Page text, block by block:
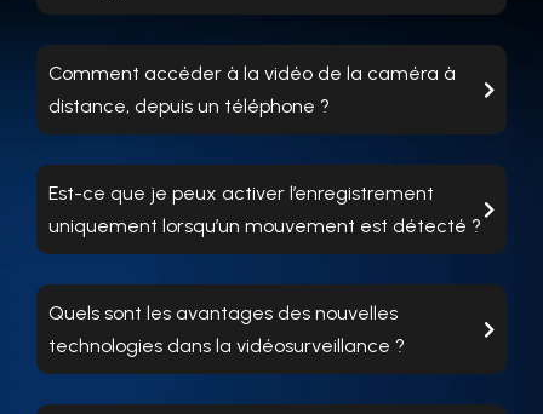
Comment accéder à la vidéo de la caméra à
distance, depuis un téléphone ?
Est-ce que je peux activer l’enregistrement
uniquement lorsqu’un mouvement est détecté ?
Quels sont les avantages des nouvelles
technologies dans la vidéosurveillance ?